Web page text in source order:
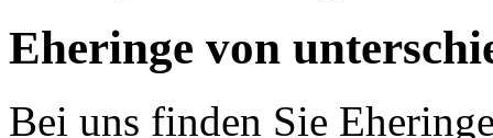
Eheringe von
Bei uns finden Sie